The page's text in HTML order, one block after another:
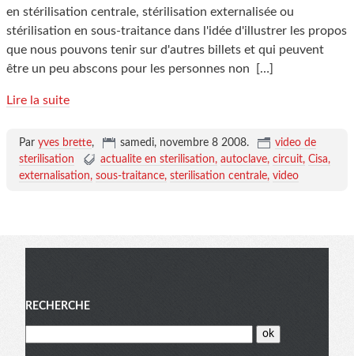
en stérilisation centrale, stérilisation externalisée ou
stérilisation en sous-traitance dans l'idée d'illustrer les propos
que nous pouvons tenir sur d'autres billets et qui peuvent
être un peu abscons pour les personnes non
[…]
Lire la suite
Par yves brette, samedi, novembre 8 2008.
video de
sterilisation
actualite en sterilisation autoclave circuit Cisa
externalisation sous-traitance sterilisation centrale video
Menu
RECHERCHE